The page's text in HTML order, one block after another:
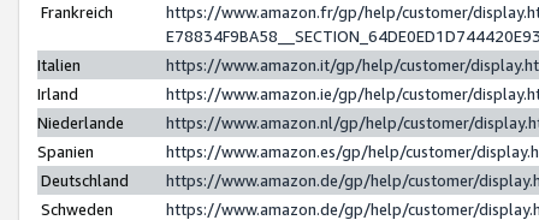
Frankreich
https://www.amazon.fr/gp/help/customer/
Italien
https://www.amazon.it/gp/help/customer/
Irland
https://www.amazon.ie/gp/help/customer/
Niederlande
https://www.amazon.nl/gp/help/customer/
Spanien
https://www.amazon.es/gp/help/customer/
Deutschland
https://www.amazon.de/gp/help/customer/
Schweden
https://www.amazon.de/gp/help/customer/